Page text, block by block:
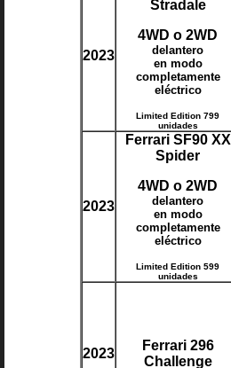
2023
Stradale
4WD o 2WD
delantero
en modo
completamente
eléctrico
Limited Edition 799
unidades
2023
Ferrari SF90 XX
Spider
4WD o 2WD
delantero
en modo
completamente
eléctrico
Limited Edition 599
unidades
2023
Ferrari 296
Challenge